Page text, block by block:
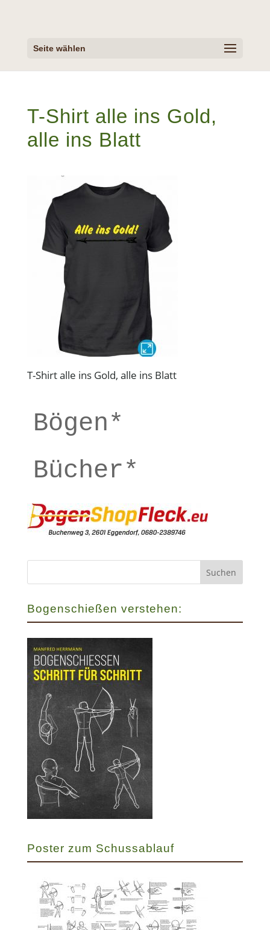
Seite wählen
T-Shirt alle ins Gold,
alle ins Blatt
T-Shirt alle ins Gold, alle ins Blatt
Bögen*
Bücher*
Bogenschießen verstehen:
Poster zum Schussablauf